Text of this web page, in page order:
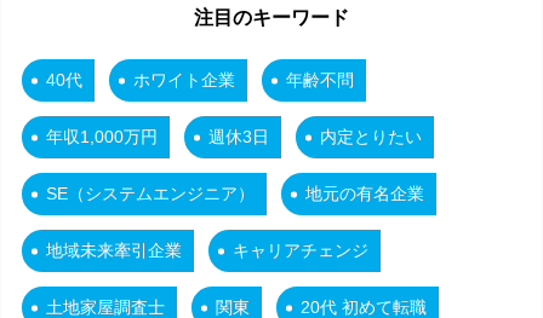
注目のキーワード
40代 ホワイト企業 年齢不問
年収1,000万円 週休3日 内定とりたい
SE（システムエンジニア） 地元の有名企業
地域未来牽引企業 キャリアチェンジ
土地家屋調査士 関東 20代 初めて転職